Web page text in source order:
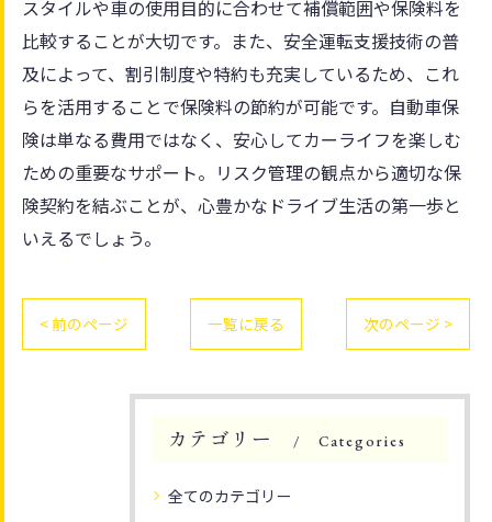
スタイルや車の使用目的に合わせて補償範囲や保険料を
比較することが大切です。また、安全運転支援技術の普
及によって、割引制度や特約も充実しているため、これ
らを活用することで保険料の節約が可能です。自動車保
険は単なる費用ではなく、安心してカーライフを楽しむ
ための重要なサポート。リスク管理の観点から適切な保
険契約を結ぶことが、心豊かなドライブ生活の第一歩と
いえるでしょう。
< 前のページ 一覧に戻る 次のページ >
カテゴリー Categories
全てのカテゴリー